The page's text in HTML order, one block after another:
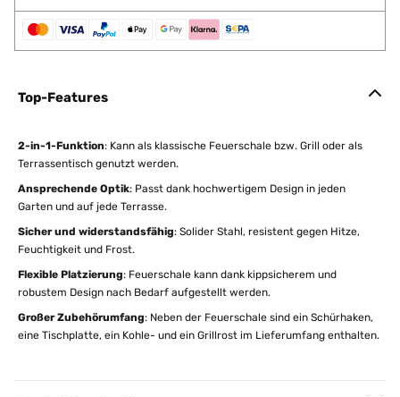
Top-Features
2-in-1-Funktion: Kann als klassische Feuerschale bzw. Grill oder als
Terrassentisch genutzt werden.
Ansprechende Optik: Passt dank hochwertigem Design in jeden
Garten und auf jede Terrasse.
Sicher und widerstandsfähig: Solider Stahl, resistent gegen Hitze,
Feuchtigkeit und Frost.
Flexible Platzierung: Feuerschale kann dank kippsicherem und
robustem Design nach Bedarf aufgestellt werden.
Großer Zubehörumfang: Neben der Feuerschale sind ein Schürhaken,
eine Tischplatte, ein Kohle- und ein Grillrost im Lieferumfang enthalten.